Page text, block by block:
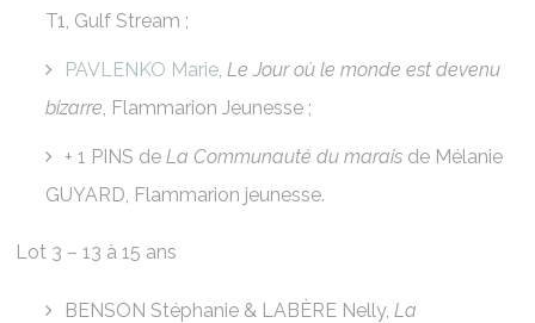
T1, Gulf Stream ;
PAVLENKO Marie,Le Jour où le monde est devenu
bizarre, Flammarion Jeunesse ;
+ 1 PINS deLa Communauté du marais de Mélanie
GUYARD, Flammarion jeunesse.
Lot 3 – 13 à 15 ans
BENSON Stéphanie & LABÈRE Nelly,La